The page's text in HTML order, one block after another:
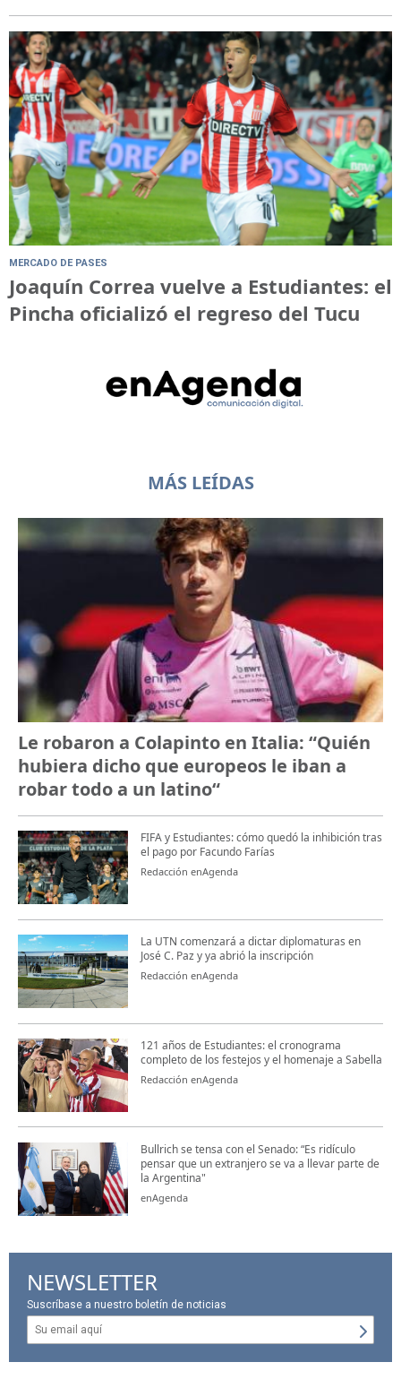
MERCADO DE PASES
Joaquín Correa vuelve a Estudiantes: el
Pincha oficializó el regreso del Tucu
MÁS LEÍDAS
Le robaron a Colapinto en Italia: “Quién
hubiera dicho que europeos le iban a
robar todo a un latino“
FIFA y Estudiantes: cómo quedó la inhibición tras
el pago por Facundo Farías
Redacción enAgenda
La UTN comenzará a dictar diplomaturas en
José C. Paz y ya abrió la inscripción
Redacción enAgenda
121 años de Estudiantes: el cronograma
completo de los festejos y el homenaje a Sabella
Redacción enAgenda
Bullrich se tensa con el Senado: “Es ridículo
pensar que un extranjero se va a llevar parte de
la Argentina"
enAgenda
NEWSLETTER
Suscríbase a nuestro boletín de noticias